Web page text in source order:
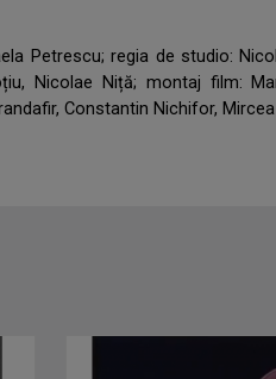
Petrescu; regia de studio:
Nicolae Niță; montaj film:
Constantin Nichifor,